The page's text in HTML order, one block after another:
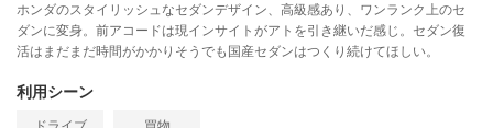
ホンダのスタイリッシュなセダンデザイン、高級感あり、ワンランク上のセ
ダンに変身。前アコードは現インサイトがアトを引き継いだ感じ。セダン復
活はまだまだ時間がかかりそうでも国産セダンはつくり続けてほしい。
利用シーン